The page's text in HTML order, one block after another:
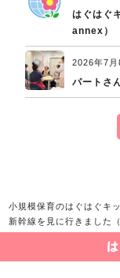
はぐはぐ
annex）
2026年7月
パートさ
小規模保育のはぐはぐキ
新幹線を見に行きました
© 2026 小規模保